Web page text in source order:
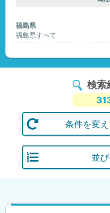
福島県
福島県すべて
検索
条件を変
並び